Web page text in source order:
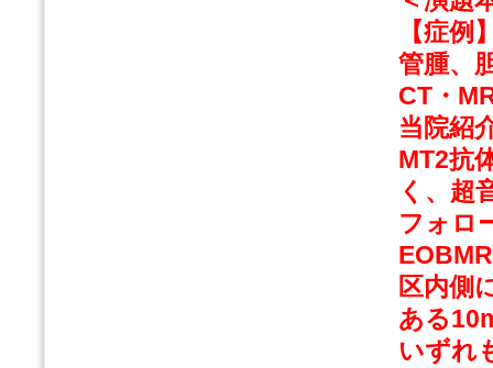
【症例
管腫、
CT・
当院紹
MT2抗
く、超
フォロ
区内側
ある
いずれ